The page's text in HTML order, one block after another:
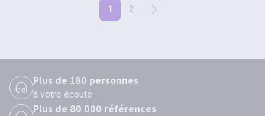
1 2
Plus de 180 personnes
à votre écoute
Plus de 80 000 références